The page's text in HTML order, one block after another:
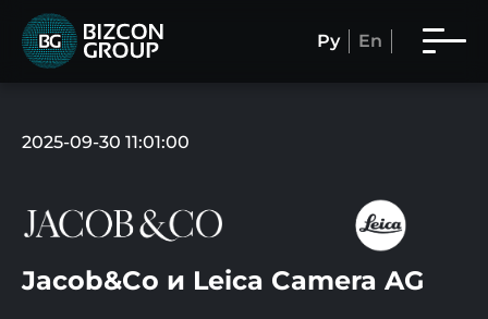
Ру En
2025-09-30 11:01:00
Jacob&Co и Leica Camera AG